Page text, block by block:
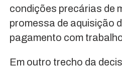
condições precárias de
promessa de aquisição
pagamento com
Em outro trecho da